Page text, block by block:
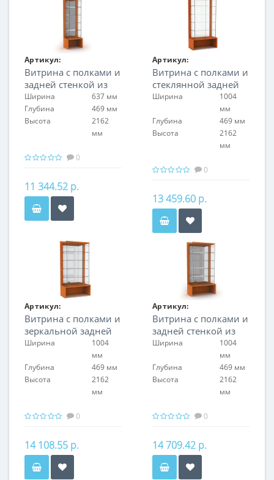
Артикул:
FIN.V.60.H.MGL.00
Витрина с полками и
задней стенкой из
матового оргстекла
Ширина
637 мм
Глубина
469 мм
Высота
2162
мм
0
11 344.52 р.
Артикул:
FIN.V.100.H.GL.00
Витрина с полками и
стеклянной задней
стенкой
Ширина
1004
мм
Глубина
469 мм
Высота
2162
мм
0
13 459.60 р.
Артикул:
FIN.V.100.H.MR.00
Витрина с полками и
зеркальной задней
стенкой
Ширина
1004
мм
Глубина
469 мм
Высота
2162
мм
0
14 108.55 р.
Артикул:
FIN.V.100.H.MGL.00
Витрина с полками и
задней стенкой из
матового оргстекла
Ширина
1004
мм
Глубина
469 мм
Высота
2162
мм
0
14 709.42 р.